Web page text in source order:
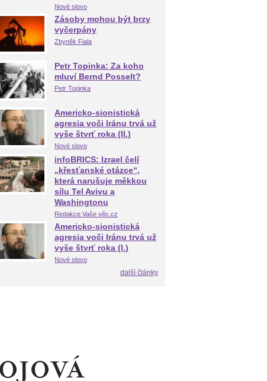
Nové slovo
Zásoby mohou být brzy
vyčerpány
Zbyněk Fiala
Petr Topinka: Za koho
mluví Bernd Posselt?
Petr Topinka
Americko-sionistická
agresia voči Iránu trvá už
vyše štvrť roka (II.)
Nové slovo
infoBRICS: Izrael čelí
„křesťanské otázce“,
která narušuje měkkou
sílu Tel Avivu a
Washingtonu
Redakce Vaše věc.cz
Americko-sionistická
agresia voči Iránu trvá už
vyše štvrť roka (I.)
Nové slovo
další články